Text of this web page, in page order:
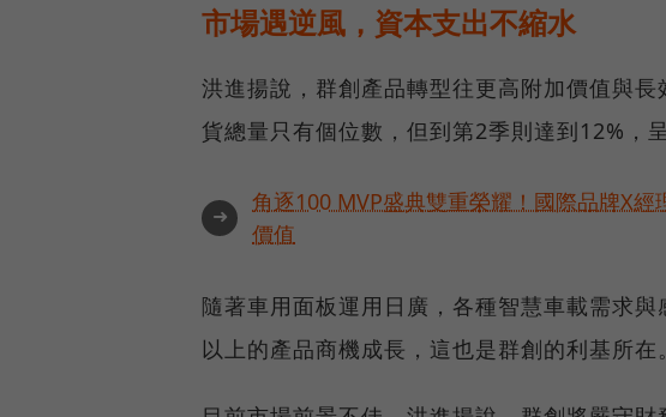
市場遇逆風，資本支出不縮水
洪進揚說，群創產品轉型往更高附加價值與
貨總量只有個位數，但到第2季則達到12%，
➜
角逐100 MVP盛典雙重榮耀！國際品牌X
價值
隨著車用面板運用日廣，各種智慧車載需求
以上的產品商機成長，這也是群創的利基所在。